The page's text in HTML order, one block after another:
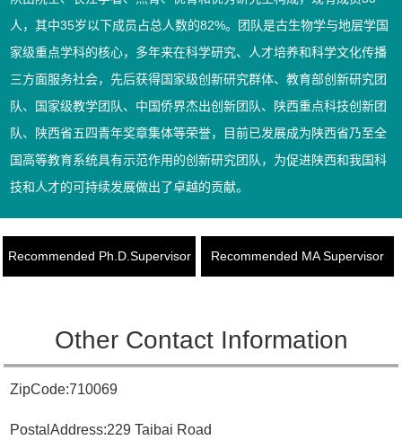
人，其中35岁以下成员占总人数的82%。团队是古生物学与地层学国
家级重点学科的核心，多年来在科学研究、人才培养和科学文化传播
三方面服务社会，先后获得国家级创新研究群体、教育部创新研究团
队、国家级教学团队、中国侨界杰出创新团队、陕西重点科技创新团
队、陕西省五四青年奖章集体等荣誉，目前已发展成为陕西省乃至全
国高等教育系统具有示范作用的创新研究团队，为促进陕西和我国科
技和人才的可持续发展做出了卓越的贡献。
Recommended Ph.D.Supervisor Recommended MA Supervisor
Other Contact Information
ZipCode:710069
PostalAddress:229 Taibai Road